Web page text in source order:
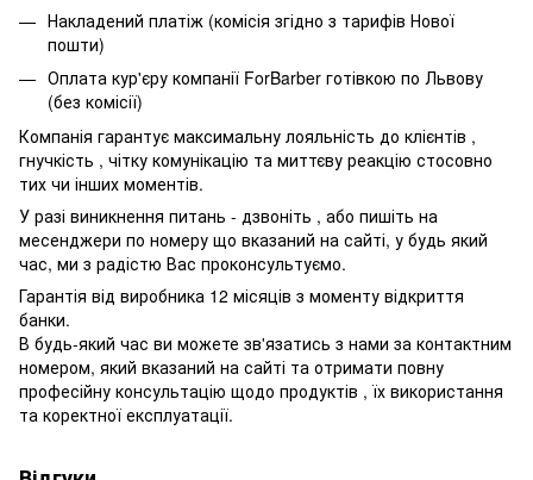
Накладений платіж (комісія згідно з тарифів Нової
пошти)
Оплата кур'єру компанії ForBarber готівкою по Львову
(без комісії)
Компанія гарантує максимальну лояльність до клієнтів ,
гнучкість , чітку комунікацію та миттєву реакцію стосовно
тих чи інших моментів.
У разі виникнення питань - дзвоніть , або пишіть на
месенджери по номеру що вказаний на сайті, у будь який
час, ми з радістю Вас проконсультуємо.
Гарантія від виробника 12 місяців з моменту відкриття
банки.
В будь-який час ви можете зв'язатись з нами за контактним
номером, який вказаний на сайті та отримати повну
професійну консультацію щодо продуктів , їх використання
та коректної експлуатації.